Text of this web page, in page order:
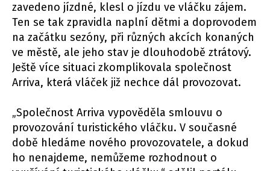
zavedeno jízdné, klesl o jízdu ve vláčku zájem.
Ten se tak zpravidla naplní dětmi a doprovodem
na začátku sezóny, při různých akcích konaných
ve městě, ale jeho stav je dlouhodobě ztrátový.
Ještě více situaci zkomplikovala společnost
Arriva, která vláček již nechce dál provozovat.
„Společnost Arriva vypověděla smlouvu o
provozování turistického vláčku. V současné
době hledáme nového provozovatele, a dokud
ho nenajdeme, nemůžeme rozhodnout o